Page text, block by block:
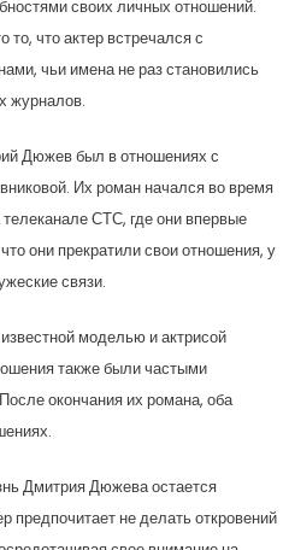
своих личных отношений.
то, что актер встречался с
чьи имена не раз становились
журналов.
Дюжев был в отношениях с
Их роман начался во время
СТС, где они впервые
они прекратили свои отношения, у
связи.
моделью и актрисой
также были частыми
окончания их романа, оба
Дмитрия Дюжева остается
предпочитает не делать откровений